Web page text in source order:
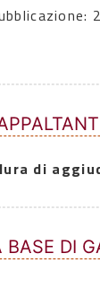
di
BASE DI